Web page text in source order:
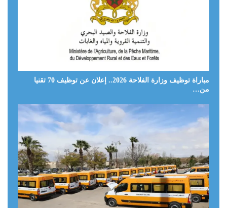
مباراة توظيف وزارة الفلاحة 2026.. إعلان عن توظيف 70 تقنيا
من…